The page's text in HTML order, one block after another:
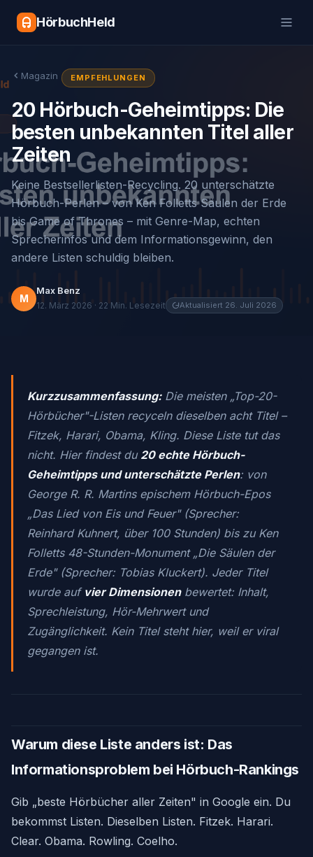
HörbuchHeld
Magazin EMPFEHLUNGEN
20 Hörbuch-Geheimtipps: Die
besten unbekannten Titel aller
Zeiten
Keine Bestsellerlisten-Recycling. 20 unterschätzte
Hörbuch-Perlen – von Ken Folletts Säulen der Erde
bis Game of Thrones – mit Genre-Map, echten
Sprecherinfos und dem Informationsgewinn, den
andere Listen schuldig bleiben.
M
Max Benz
12. März 2026 · 22 Min. Lesezeit Aktualisiert 26. Juli 2026
Kurzzusammenfassung:Die meisten „Top-20-
Hörbücher"-Listen recyceln dieselben acht Titel –
Fitzek, Harari, Obama, Kling. Diese Liste tut das
nicht. Hier findest du 20 echte Hörbuch-
Geheimtipps und unterschätzte Perlen: von
George R. R. Martins epischem Hörbuch-Epos
„Das Lied von Eis und Feuer" (Sprecher:
Reinhard Kuhnert, über 100 Stunden) bis zu Ken
Folletts 48-Stunden-Monument „Die Säulen der
Erde" (Sprecher: Tobias Kluckert). Jeder Titel
wurde auf vier Dimensionenbewertet: Inhalt,
Sprechleistung, Hör-Mehrwert und
Zugänglichkeit. Kein Titel steht hier, weil er viral
gegangen ist.
Warum diese Liste anders ist: Das
Informationsproblem bei Hörbuch-Rankings
Gib „beste Hörbücher aller Zeiten" in Google ein. Du
bekommst Listen. Dieselben Listen. Fitzek. Harari.
Clear. Obama. Rowling. Coelho.